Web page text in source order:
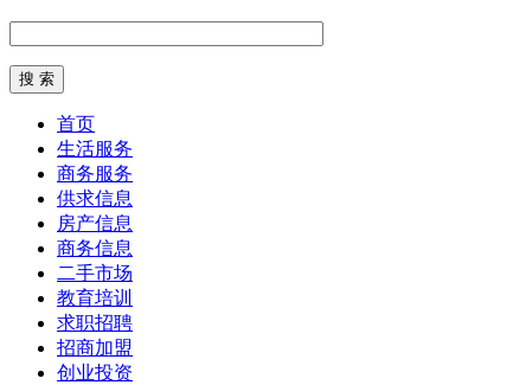
首页
生活服务
商务服务
供求信息
房产信息
商务信息
二手市场
教育培训
求职招聘
招商加盟
创业投资